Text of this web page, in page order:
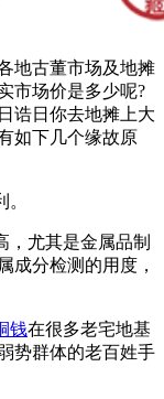
地古董市场及地摊
市场价是多少呢?
诰日你去地摊上大
如下几个缘故原
，尤其是金属品制
成分检测的用度，
钱在很多老宅地基
势群体的老百姓手